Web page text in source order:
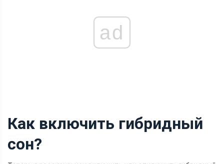
ad
Как включить гибридный
сон?